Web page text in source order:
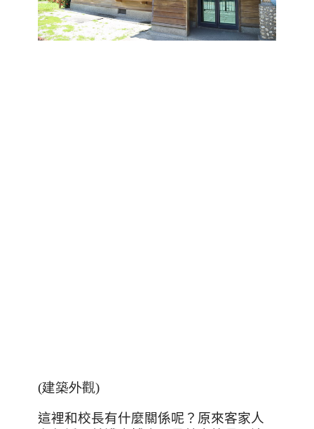
(建築外觀)
這裡和校長有什麼關係呢？原來客家人